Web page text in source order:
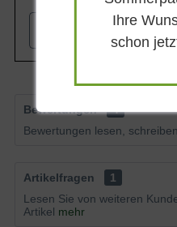
+
Bewertungen
4
Bewertungen lesen,
Artikelfragen
1
Lesen Sie von weiteren
Artikel mehr
Ihre
schon